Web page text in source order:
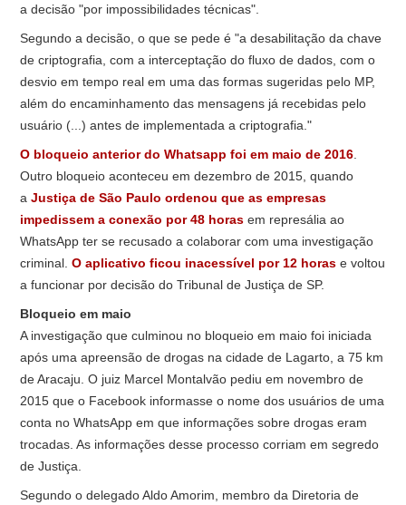
a decisão "por impossibilidades técnicas".
Segundo a decisão, o que se pede é "a desabilitação da chave
de criptografia, com a interceptação do fluxo de dados, com o
desvio em tempo real em uma das formas sugeridas pelo MP,
além do encaminhamento das mensagens já recebidas pelo
usuário (...) antes de implementada a criptografia."
O bloqueio anterior do Whatsapp foi em maio de 2016
Outro bloqueio aconteceu em dezembro de 2015, quando
aJustiça de São Paulo ordenou que as empresas
impedissem a conexão por 48 horas em represália ao
WhatsApp ter se recusado a colaborar com uma investigação
criminal.O aplicativo ficou inacessível por 12 horas e voltou
a funcionar por decisão do Tribunal de Justiça de SP.
Bloqueio em maio
A investigação que culminou no bloqueio em maio foi iniciada
após uma apreensão de drogas na cidade de Lagarto, a 75 km
de Aracaju. O juiz Marcel Montalvão pediu em novembro de
2015 que o Facebook informasse o nome dos usuários de uma
conta no WhatsApp em que informações sobre drogas eram
trocadas. As informações desse processo corriam em segredo
de Justiça.
Segundo o delegado Aldo Amorim, membro da Diretoria de